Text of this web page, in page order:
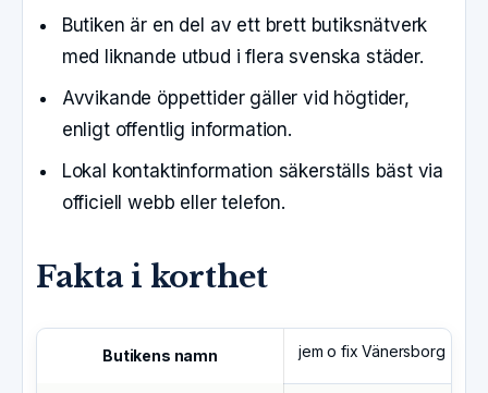
Butiken är en del av ett brett butiksnätverk
med liknande utbud i flera svenska städer.
Avvikande öppettider gäller vid högtider,
enligt offentlig information.
Lokal kontaktinformation säkerställs bäst via
officiell webb eller telefon.
Fakta i korthet
Butikens namn jem o fix Vänersborg